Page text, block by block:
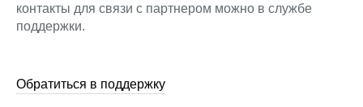
контакты для связи с партнером можно в службе
поддержки.
Обратиться в поддержку